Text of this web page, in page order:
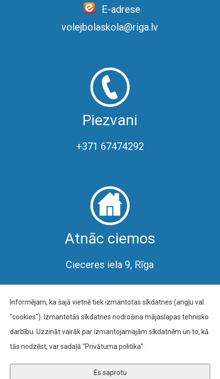
Informējam, ka šajā vietnē tiek izmantotas sīkdatnes (angļu val.
"cookies"). Izmantotās sīkdatnes nodrošina mājaslapas tehnisko
darbību. Uzzināt vairāk par izmantojamajām sīkdatnēm un to, kā
tās nodzēst, var sadaļā "Privātuma politika".
E-adrese
volejbolaskola@riga.lv
Piezvani
+371 67474292
Atnāc ciemos
Cieceres iela 9, Rīga
Autortiesības © 2019 Rīgas Volejbola skola |
politika un sīkdatnes